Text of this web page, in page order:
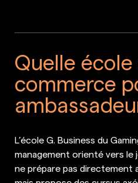
Quelle école
commerce
L’école G. Business du
management orienté vers le
ne prépare pas directement